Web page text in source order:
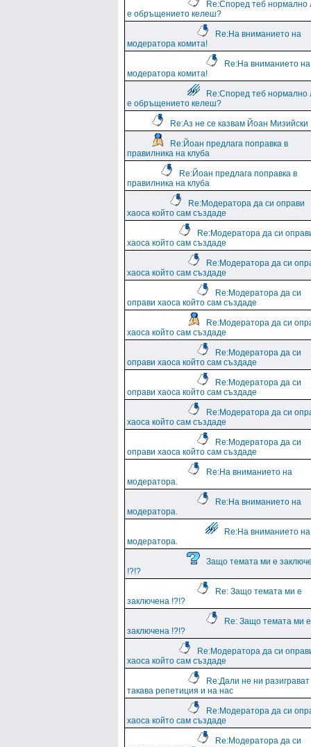
Re:Според теб нормално
е обръщението келеш?
Re:На вниманието на
модератора комита!
Re:На вниманието на
модератора комита!
Re:Според теб нормално
е обръщението келеш?
Re:Аз не се казвам Йоан Мизийски
Re:Йоан предлага поправка в
правилника на клуба
Re:Йоан предлага поправка в
правилника на клуба
Re:Модератора да си оправи
хаоса който сам създаде
Re:Модератора да си
хаоса който сам създаде
Re:Модератора да си
хаоса който сам създаде
Re:Модератора да си
оправи хаоса който сам създаде
Re:Модератора да си
хаоса който сам създаде
Re:Модератора да си
оправи хаоса който сам създаде
Re:Модератора да си
оправи хаоса който сам създаде
Re:Модератора да си
хаоса който сам създаде
Re:Модератора да си
оправи хаоса който сам създаде
Re:На вниманието на
модератора.
Re:На вниманието на
модератора.
Re:На вниманието на
модератора.
Защо темата ми е
!?!?
Re: Защо темата ми е
заключена !?!?
Re: Защо темата ми е
заключена !?!?
Re:Модератора да си
хаоса който сам създаде
Re:Дали не ни разиграват
такава репетиция и на нас
Re:Модератора да си
хаоса който сам създаде
Re:Модератора да си